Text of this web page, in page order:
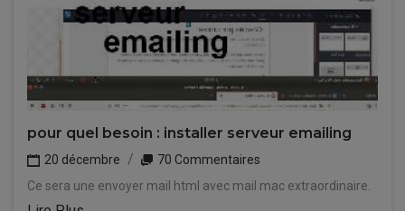
pour quel besoin : installer serveur emailing
20 décembre
70 Commentaires
Ce sera une envoyer mail html avec mail mac extraordinaire.